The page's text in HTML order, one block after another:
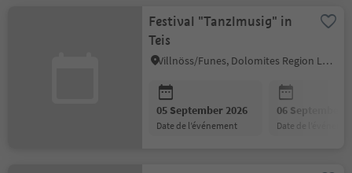
Festival "Tanzlmusig" in
Teis
Villnöss/Funes, Dolomites Region Lüsen Villnöss
05 September 2026
date de l’événement
06 September
date de